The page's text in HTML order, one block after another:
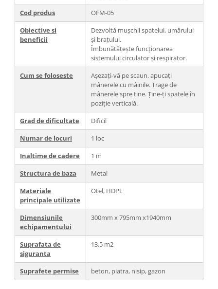
Cod produs
OFM-05
Obiective si
beneficii
Dezvoltă mușchii spatelui, umărului
și brațului.
Îmbunătățește funcționarea
sistemului circulator și respirator.
Cum se foloseste
Așezați-vă pe scaun, apucați
mânerele cu mâinile. Trage de
mânerele spre tine. Ține-ți spatele în
poziție verticală.
Grad de dificultate
Dificil
Numar de locuri
1 loc
Inaltime de cadere
1 m
Structura de baza
Metal
Materiale
principale utilizate
Otel, HDPE
Dimensiunile
echipamentului
300mm x 795mm x1940mm
Suprafata de
siguranta
13.5 m2
Suprafete permise beton, piatra, nisip, gazon